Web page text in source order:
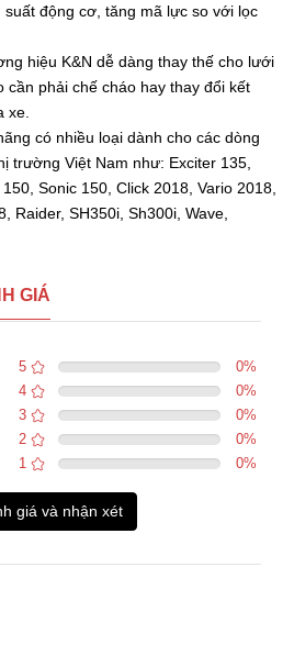
suất động cơ, tăng mã lực so với lọc
hiệu K&N dễ dàng thay thế cho lưới
cần phải chế cháo hay thay đổi kết
xe.
có nhiều loại dành cho các dòng
trường Việt Nam như: Exciter 135,
Sonic 150, Click 2018, Vario 2018,
Raider, SH350i, Sh300i, Wave,
GIÁ
5 0%
4
0%
3
0%
2
0%
1
0%
giá và nhận xét